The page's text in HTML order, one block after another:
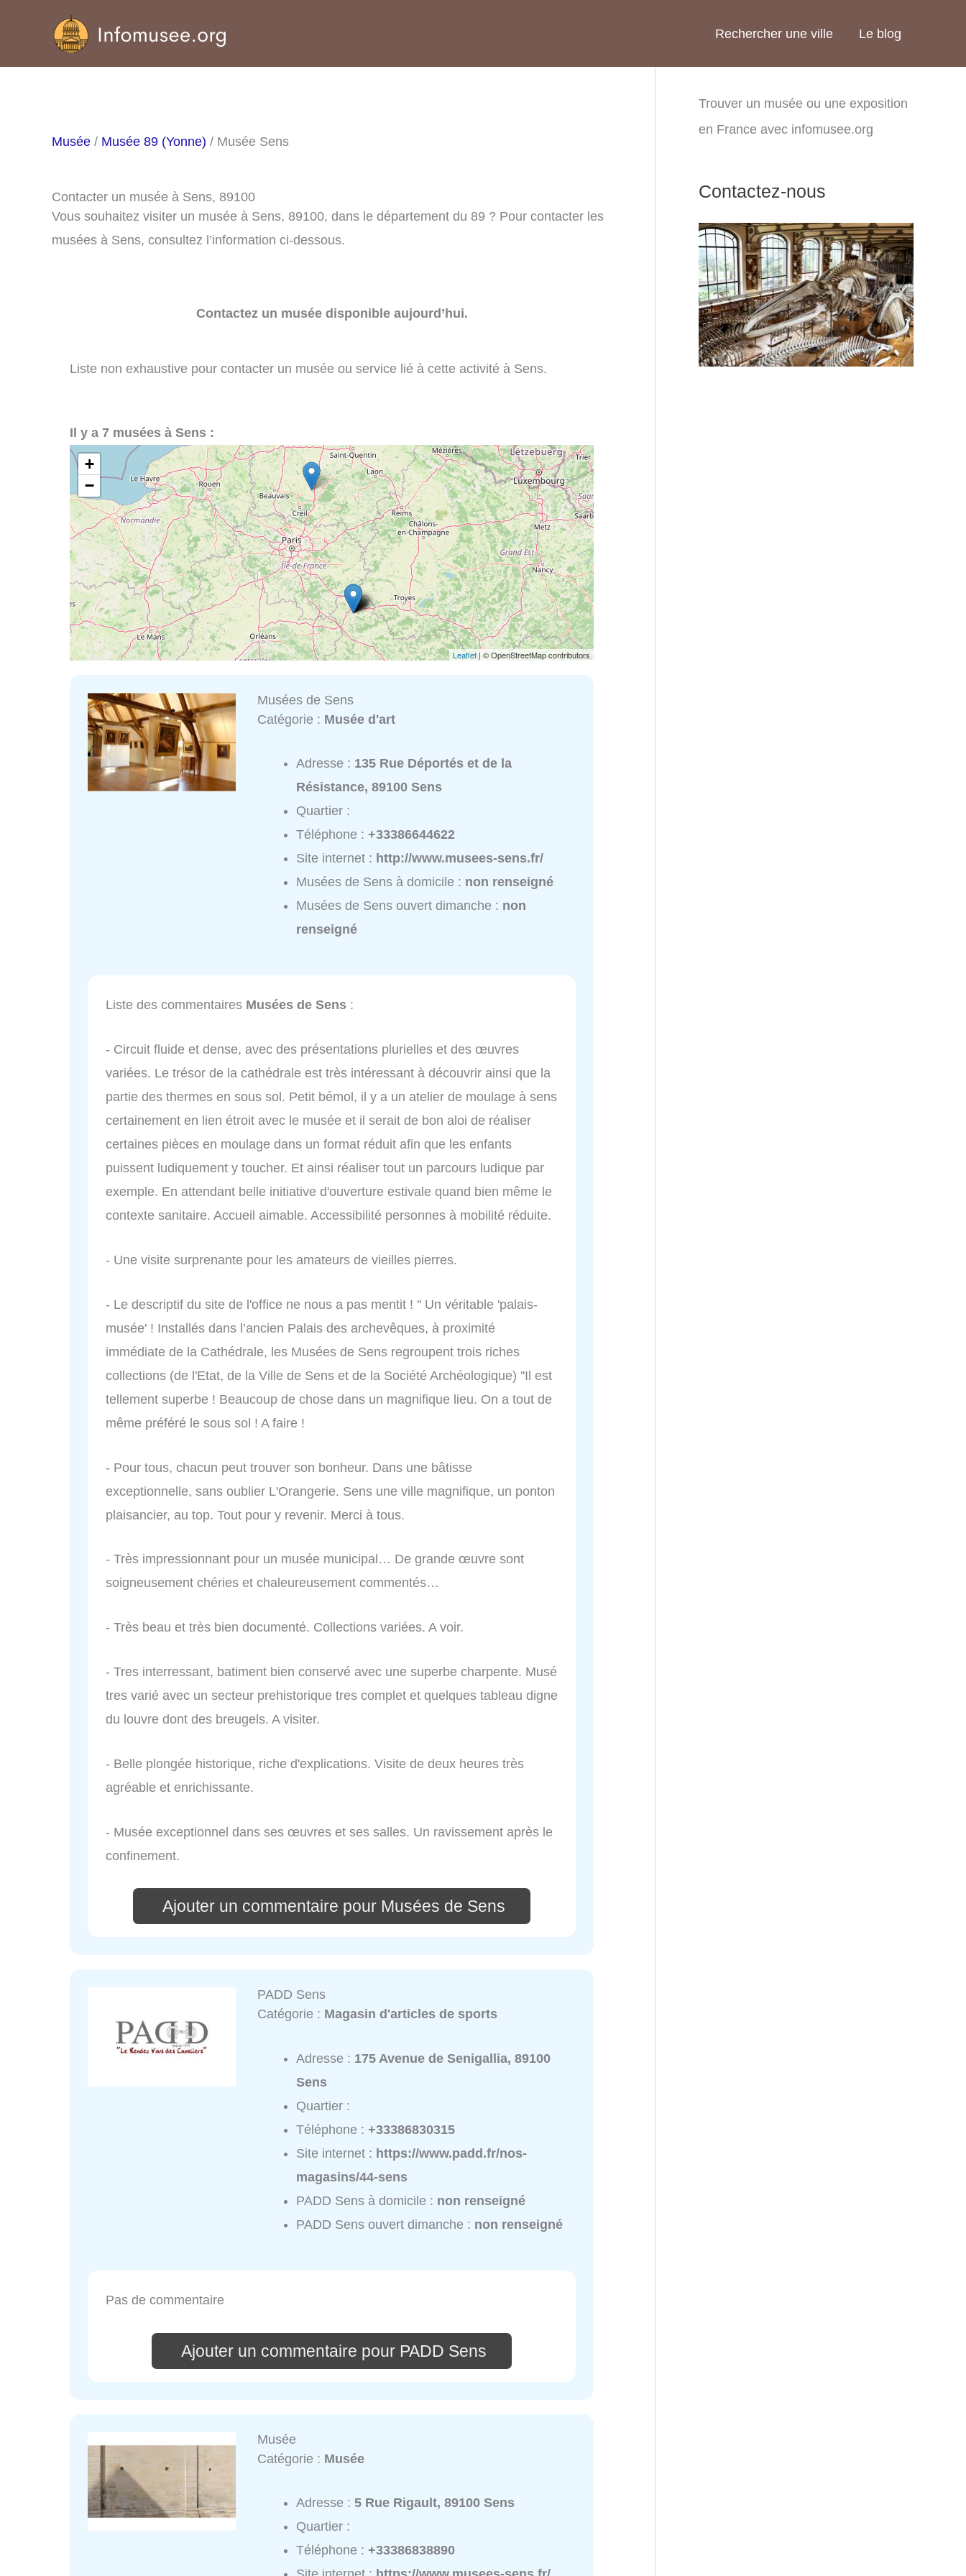
Rechercher une ville Le blog
Musée / Musée 89 (Yonne) / Musée Sens
Contacter un musée à Sens, 89100
Vous souhaitez visiter un musée à Sens, 89100, dans le département du 89 ? Pour contacter les
musées à Sens, consultez l’information ci-dessous.
Contactez un musée disponible aujourd’hui.
Liste non exhaustive pour contacter un musée ou service lié à cette activité à Sens.
Il y a 7 musées à Sens :
+
−
Leaflet| © OpenStreetMap contributors
Musées de Sens
Catégorie : Musée d'art
Adresse : 135 Rue Déportés et de la
Résistance, 89100 Sens
Quartier :
Téléphone :+33386644622
Site internet : http://www.musees-sens.fr/
Musées de Sens à domicile : non renseigné
Musées de Sens ouvert dimanche : non
renseigné
Liste des commentaires Musées de Sens :
- Circuit fluide et dense, avec des présentations plurielles et des œuvres
variées. Le trésor de la cathédrale est très intéressant à découvrir ainsi que la
partie des thermes en sous sol. Petit bémol, il y a un atelier de moulage à sens
certainement en lien étroit avec le musée et il serait de bon aloi de réaliser
certaines pièces en moulage dans un format réduit afin que les enfants
puissent ludiquement y toucher. Et ainsi réaliser tout un parcours ludique par
exemple. En attendant belle initiative d'ouverture estivale quand bien même le
contexte sanitaire. Accueil aimable. Accessibilité personnes à mobilité réduite.
- Une visite surprenante pour les amateurs de vieilles pierres.
- Le descriptif du site de l'office ne nous a pas mentit ! '' Un véritable 'palais-
musée' ! Installés dans l’ancien Palais des archevêques, à proximité
immédiate de la Cathédrale, les Musées de Sens regroupent trois riches
collections (de l'Etat, de la Ville de Sens et de la Société Archéologique) ''Il est
tellement superbe ! Beaucoup de chose dans un magnifique lieu. On a tout de
même préféré le sous sol ! A faire !
- Pour tous, chacun peut trouver son bonheur. Dans une bâtisse
exceptionnelle, sans oublier L'Orangerie. Sens une ville magnifique, un ponton
plaisancier, au top. Tout pour y revenir. Merci à tous.
- Très impressionnant pour un musée municipal… De grande œuvre sont
soigneusement chéries et chaleureusement commentés…
- Très beau et très bien documenté. Collections variées. A voir.
- Tres interressant, batiment bien conservé avec une superbe charpente. Musé
tres varié avec un secteur prehistorique tres complet et quelques tableau digne
du louvre dont des breugels. A visiter.
- Belle plongée historique, riche d'explications. Visite de deux heures très
agréable et enrichissante.
- Musée exceptionnel dans ses œuvres et ses salles. Un ravissement après le
confinement.
Ajouter un commentaire pour Musées de Sens
PADD Sens
Catégorie : Magasin d'articles de sports
Adresse : 175 Avenue de Senigallia, 89100
Sens
Quartier :
Téléphone :+33386830315
Site internet : https://www.padd.fr/nos-
magasins/44-sens
PADD Sens à domicile : non renseigné
PADD Sens ouvert dimanche : non renseigné
Pas de commentaire
Ajouter un commentaire pour PADD Sens
Musée
Catégorie : Musée
Adresse :5 Rue Rigault, 89100 Sens
Quartier :
Téléphone :+33386838890
Trouver un musée ou une exposition
en France avec infomusee.org
Contactez-nous